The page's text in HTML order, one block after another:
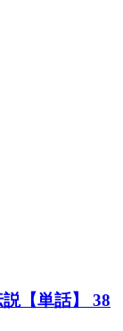
【単話】 38